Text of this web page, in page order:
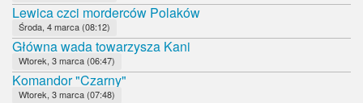
Lewica czci morderców Polaków
Środa, 4 marca (08:12)
Główna wada towarzysza Kani
Wtorek, 3 marca (06:47)
Komandor "Czarny"
Wtorek, 3 marca (07:48)